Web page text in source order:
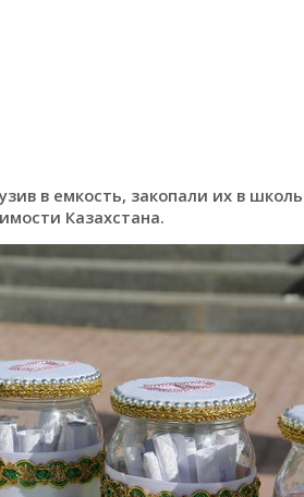
в емкость, закопали их в
Казахстана.